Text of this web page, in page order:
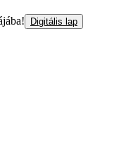
Digitális lap